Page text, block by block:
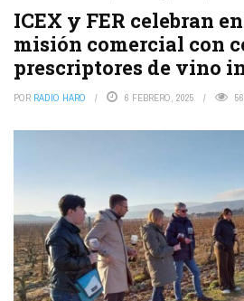
ICEX y FER celebran
misión comercial con
prescriptores de vino
POR RADIO HARO 6 FEBRERO, 2025